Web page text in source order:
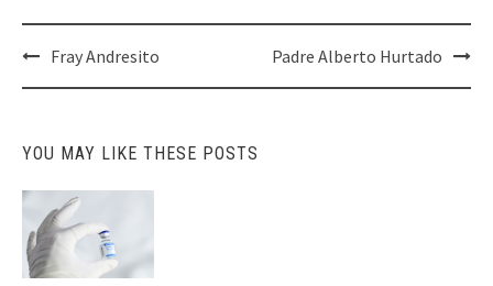
Post
navigation
Fray Andresito Padre Alberto Hurtado
YOU MAY LIKE THESE POSTS